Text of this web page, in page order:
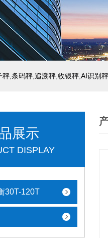
秤,条码秤,追溯秤,收银秤,AI识别
展示
DISPLAY
30T-120T